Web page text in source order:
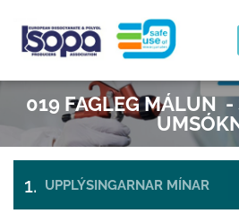
ISOPA-AISBL
019 FAGLEG MÁLUN -
UPPLÝSINGARNAR MÍNAR